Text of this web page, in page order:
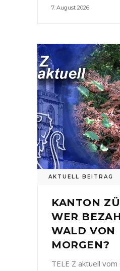
7. August 2026
AKTUELL BEITRAG
KANTON
WER
WALD VON
MORGEN?
TELE Z aktuell